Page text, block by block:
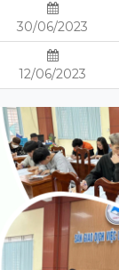
30/06/2023
12/06/2023